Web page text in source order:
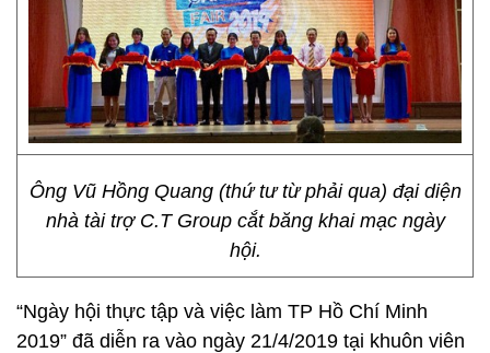
Ông Vũ Hồng Quang (thứ tư từ phải qua) đại diện
nhà tài trợ C.T Group cắt băng khai mạc ngày
hội.
“Ngày hội thực tập và việc làm TP Hồ Chí Minh
2019” đã diễn ra vào ngày 21/4/2019 tại khuôn viên